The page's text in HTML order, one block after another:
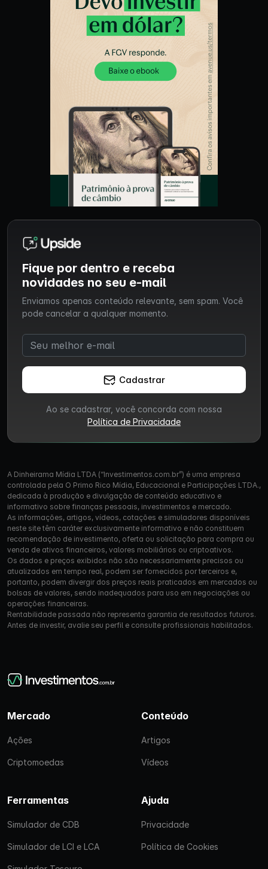
Fique por dentro e receba
novidades no seu e-mail
Enviamos apenas conteúdo relevante, sem spam. Você
pode cancelar a qualquer momento.
Cadastrar
Ao se cadastrar, você concorda com nossa
Política de Privacidade
A Dinheirama Mídia LTDA (“Investimentos.com.br”) é uma empresa
controlada pela O Primo Rico Mídia, Educacional e Participações LTDA.,
dedicada à produção e divulgação de conteúdo educativo e
informativo sobre finanças pessoais, investimentos e mercado.
As informações, artigos, vídeos, cotações e simuladores disponíveis
neste site têm caráter exclusivamente informativo e não constituem
recomendação de investimento, oferta ou solicitação para compra ou
venda de ativos financeiros, valores mobiliários ou criptoativos.
Os dados e preços exibidos não são necessariamente precisos ou
atualizados em tempo real, podem ser fornecidos por terceiros e,
portanto, podem divergir dos preços reais praticados em mercados ou
bolsas de valores, sendo inadequados para uso em negociações ou
operações financeiras.
Rentabilidade passada não representa garantia de resultados futuros.
Antes de investir, avalie seu perfil e consulte profissionais habilitados.
Mercado
Ações
Criptomoedas
Conteúdo
Artigos
Vídeos
Ferramentas
Simulador de CDB
Simulador de LCI e LCA
Ajuda
Privacidade
Política de Cookies